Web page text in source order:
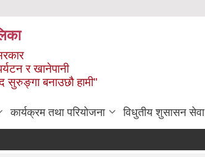
र खानेपानी
बनाउछौ हामी"
कार्यक्रम तथा परियोजना विधुतीय शुसासन सेवा